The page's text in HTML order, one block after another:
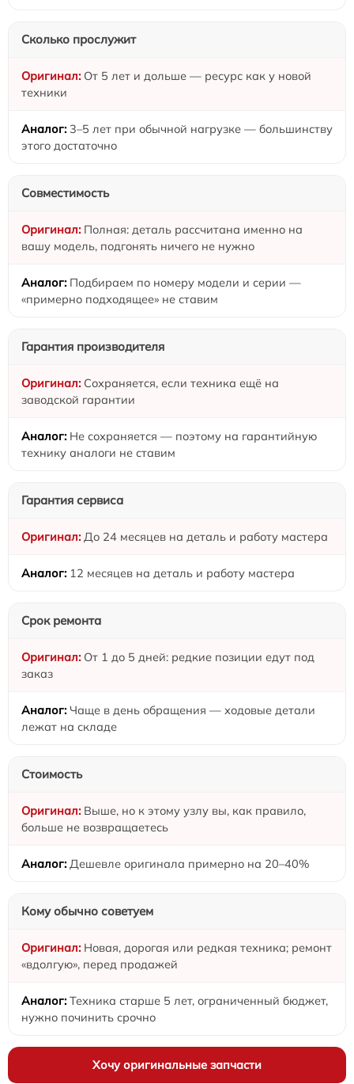
Сколько прослужит
От 5 лет и дольше — ресурс как у новой
техники
3–5 лет при обычной нагрузке — большинству
этого достаточно
Совместимость
Полная: деталь рассчитана именно на
вашу модель, подгонять ничего не нужно
Подбираем по номеру модели и серии —
«примерно подходящее» не ставим
Гарантия производителя
Сохраняется, если техника ещё на
заводской гарантии
Не сохраняется — поэтому на гарантийную
технику аналоги не ставим
Гарантия сервиса
До 24 месяцев на деталь и работу мастера
12 месяцев на деталь и работу мастера
Срок ремонта
От 1 до 5 дней: редкие позиции едут под
заказ
Чаще в день обращения — ходовые детали
лежат на складе
Стоимость
Выше, но к этому узлу вы, как правило,
больше не возвращаетесь
Дешевле оригинала примерно на 20–40%
Кому обычно советуем
Новая, дорогая или редкая техника; ремонт
«вдолгую», перед продажей
Техника старше 5 лет, ограниченный бюджет,
нужно починить срочно
Хочу оригинальные запчасти